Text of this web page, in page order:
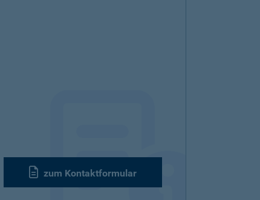
zum Kontaktformular